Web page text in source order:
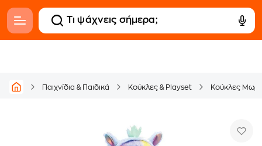
Παιχνίδια & Παιδικά Κούκλες & Playset Κούκλες